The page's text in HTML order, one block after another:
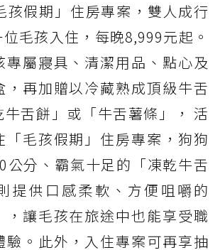
孩假期」住房專案，雙人成行
毛孩入住，每晚8,999元起。
專屬寢具、清潔用品、點心及
，再加贈以冷藏熟成頂級牛舌
舌餅」或「牛舌薯條」， 活
「毛孩假期」住房專案，狗狗
公分、霸氣十足的「凍乾牛舌
提供口感柔軟、方便咀嚼的
，讓毛孩在旅途中也能享受職
驗。此外，入住專案可再享抽